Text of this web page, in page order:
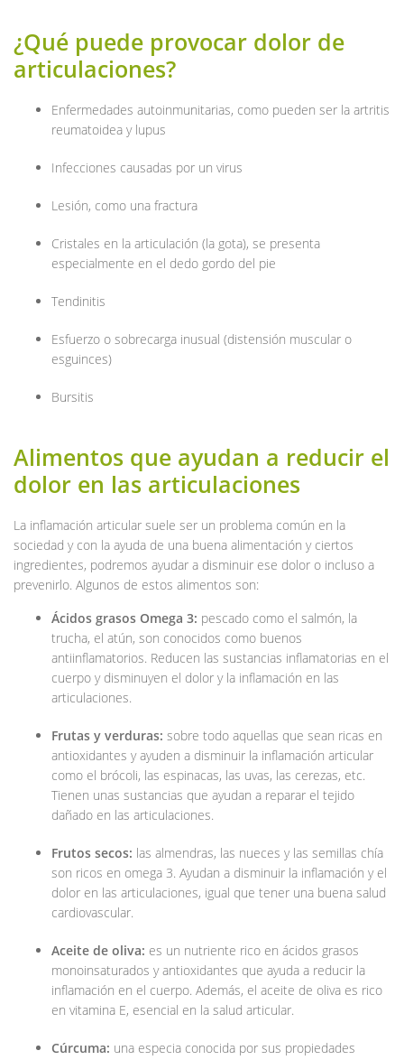
¿Qué puede provocar dolor de
articulaciones?
Enfermedades autoinmunitarias, como pueden ser la artritis
reumatoidea y lupus
Infecciones causadas por un virus
Lesión, como una fractura
Cristales en la articulación (la gota), se presenta
especialmente en el dedo gordo del pie
Tendinitis
Esfuerzo o sobrecarga inusual (distensión muscular o
esguinces)
Bursitis
Alimentos que ayudan a reducir el
dolor en las articulaciones
La inflamación articular suele ser un problema común en la
sociedad y con la ayuda de una buena alimentación y ciertos
ingredientes, podremos ayudar a disminuir ese dolor o incluso a
prevenirlo. Algunos de estos alimentos son:
Ácidos grasos Omega 3: pescado como el salmón, la
trucha, el atún, son conocidos como buenos
antiinflamatorios. Reducen las sustancias inflamatorias en el
cuerpo y disminuyen el dolor y la inflamación en las
articulaciones.
Frutas y verduras: sobre todo aquellas que sean ricas en
antioxidantes y ayuden a disminuir la inflamación articular
como el brócoli, las espinacas, las uvas, las cerezas, etc.
Tienen unas sustancias que ayudan a reparar el tejido
dañado en las articulaciones.
Frutos secos: las almendras, las nueces y las semillas chía
son ricos en omega 3. Ayudan a disminuir la inflamación y el
dolor en las articulaciones, igual que tener una buena salud
cardiovascular.
Aceite de oliva: es un nutriente rico en ácidos grasos
monoinsaturados y antioxidantes que ayuda a reducir la
inflamación en el cuerpo. Además, el aceite de oliva es rico
en vitamina E, esencial en la salud articular.
Cúrcuma: una especia conocida por sus propiedades